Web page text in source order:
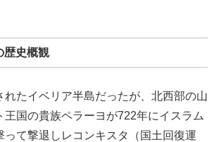
歴史概観
れたイベリア半島だったが、北西部の山
王国の貴族ペラーヨが722年にイスラム
って撃退しレコンキスタ（国土回復運